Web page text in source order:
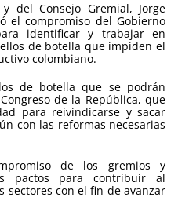
del Consejo Gremial, Jorge
el compromiso del Gobierno
identificar y trabajar en
de botella que impiden el
colombiano.
de botella que se podrán
de la República, que
para reivindicarse y sacar
con las reformas necesarias
de los gremios y
pactos para contribuir al
sectores con el fin de avanzar